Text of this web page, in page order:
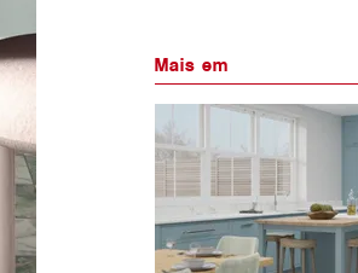
Mais em